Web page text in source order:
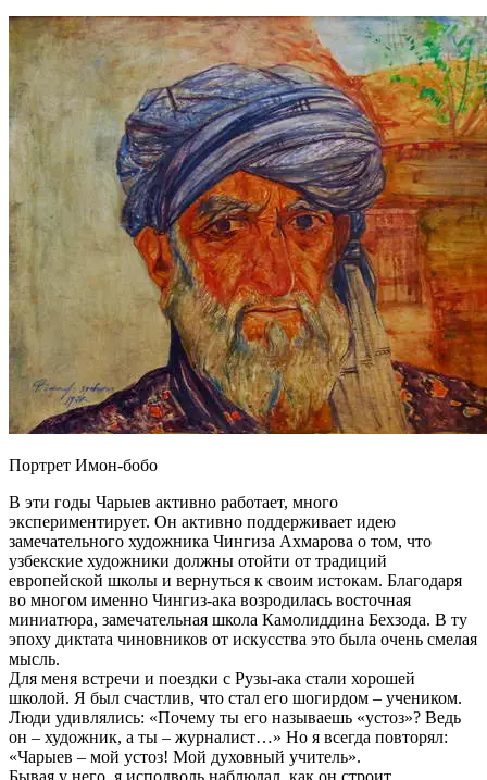
Портрет Имон-бобо
В эти годы Чарыев активно работает, много
экспериментирует. Он активно поддерживает идею
замечательного художника Чингиза Ахмарова о том, что
узбекские художники должны отойти от традиций
европейской школы и вернуться к своим истокам. Благодаря
во многом именно Чингиз-ака возродилась восточная
миниатюра, замечательная школа Камолиддина Бехзода. В ту
эпоху диктата чиновников от искусства это была очень смелая
мысль.
Для меня встречи и поездки с Рузы-ака стали хорошей
школой. Я был счастлив, что стал его шогирдом – учеником.
Люди удивлялись: «Почему ты его называешь «устоз»? Ведь
он – художник, а ты – журналист…» Но я всегда повторял:
«Чарыев – мой устоз! Мой духовный учитель».